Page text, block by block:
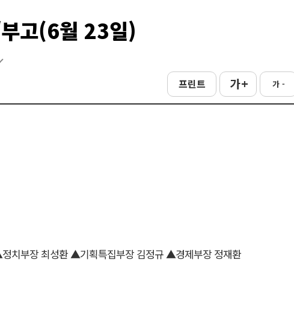
고(6월 23일)
프린트 가 + 가 -
치부장 최성환 ▲기획특집부장 김정규 ▲경제부장 정재환